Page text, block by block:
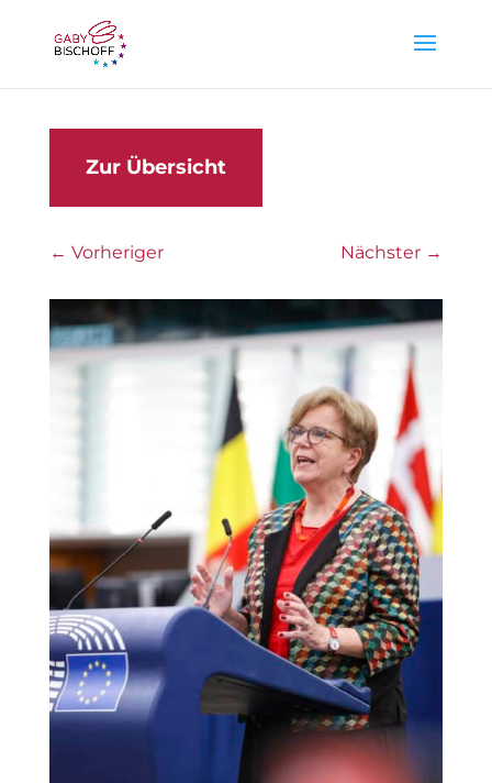
Zur Übersicht
← Vorheriger Nächster →